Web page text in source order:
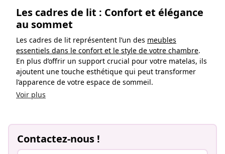
Contactez-nous !
Allez au centre d'aide
Recommandé
Discutez avec nous